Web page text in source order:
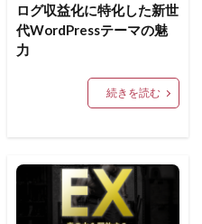
ログ収益化に特化した新世
代WordPressテーマの魅
力
続きを読む